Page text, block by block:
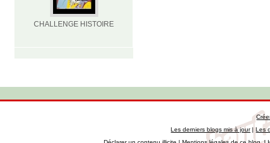
CHALLENGE HISTOIRE
Les derniers blogs mis à jour|Les